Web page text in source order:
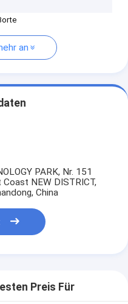
an
PARK, Nr. 151
NEW DISTRICT,
China
Preis Für